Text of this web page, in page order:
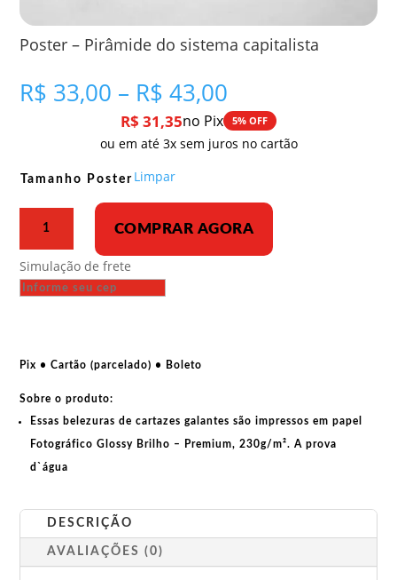
Poster – Pirâmide do sistema capitalista
R$ 33,00 – R$ 43,00
de
preço:
R$ 33,00
R$ 31,35no Pix 5% OFF
ou em até 3x sem juros no cartão
Tamanho Poster Limpar
do
sistema
COMPRAR AGORA
Simulação de frete
Pix • Cartão (parcelado) • Boleto
Sobre o produto:
Essas belezuras de cartazes galantes são impressos em papel
Fotográfico Glossy Brilho – Premium, 230g/m². A prova
d`água
DESCRIÇÃO
AVALIAÇÕES (0)